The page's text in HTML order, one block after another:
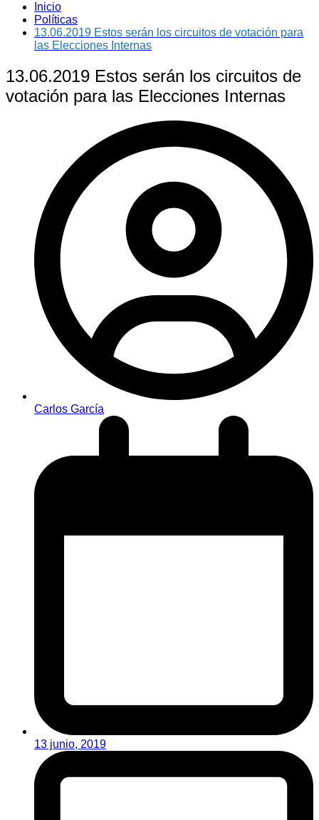
Inicio
Políticas
13.06.2019 Estos serán los circuitos de votación para
las Elecciones Internas
13.06.2019 Estos serán los circuitos de
votación para las Elecciones Internas
Carlos García
13 junio, 2019